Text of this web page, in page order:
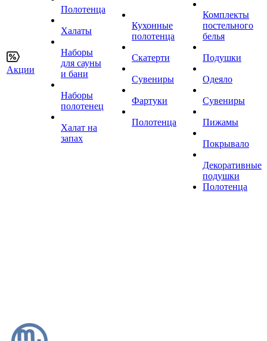
Акции
Полотенца
Халаты
Наборы
для сауны
и бани
Наборы
полотенец
Халат на
запах
Кухонные
полотенца
Скатерти
Сувениры
Фартуки
Полотенца
Комплекты
постельного
белья
Подушки
Одеяло
Сувениры
Пижамы
Покрывало
Декоративные
подушки
Полотенца